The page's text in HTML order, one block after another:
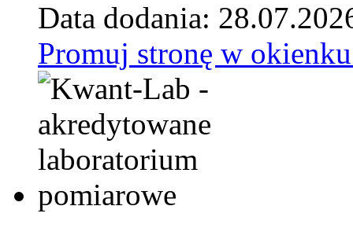
Data dodania:
Promuj stronę w